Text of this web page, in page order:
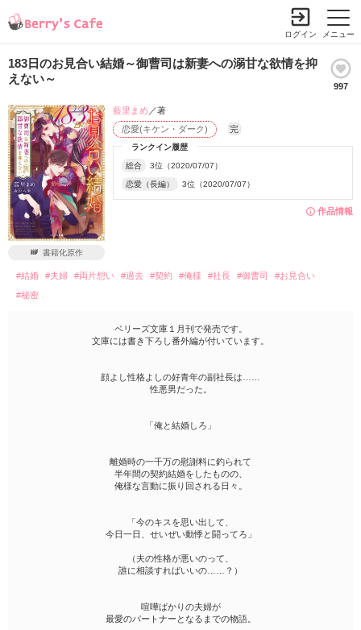
メニュー
ログイン
183日のお見合い結婚～御曹司は新妻への溺甘な欲情を抑
えない～
997
作品情報
ランクイン履歴
総合 3位（2020/07/07）
恋愛（長編） 3位（2020/07/07）
恋愛(キケン・ダーク) 完
藍里まめ ／著
書籍化原作
#結婚 #夫婦 #両片想い #過去 #契約 #俺様 #社長 #御曹司
#お見合い
#秘密
ベリーズ文庫１月刊で発売です。
文庫には書き下ろし番外編が付いています。
顔よし性格よしの好青年の副社長は……
性悪男だった。
「俺と結婚しろ」
離婚時の一千万の慰謝料に釣られて
半年間の契約結婚をしたものの、
俺様な言動に振り回される日々。
「今のキスを思い出して、
今日一日、せいぜい動悸と闘ってろ」
（夫の性格が悪いのって、
誰に相談すればいいの……？）
喧嘩ばかりの夫婦が
最愛のパートナーとなるまでの物語。